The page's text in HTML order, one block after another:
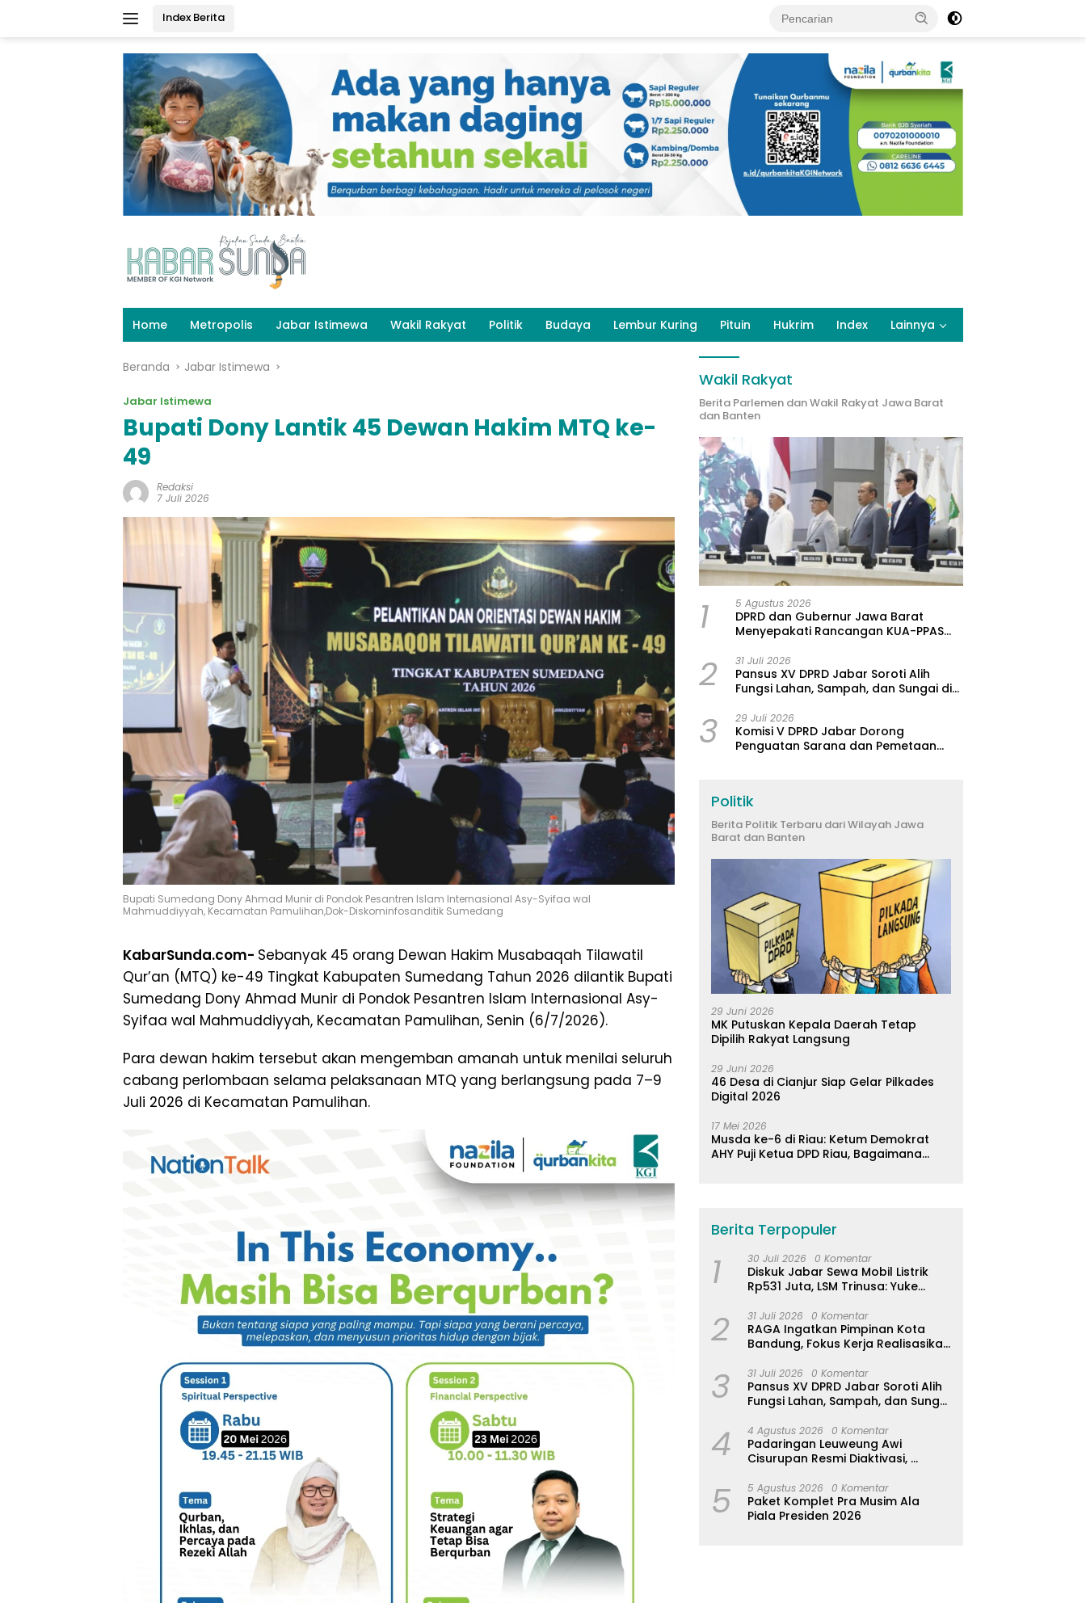
Index Berita
Home Metropolis Jabar Istimewa Wakil Rakyat Politik Budaya Lembur Kuring Pituin Hukrim Index Lainnya
Beranda Jabar Istimewa
Jabar Istimewa
Bupati Dony Lantik 45 Dewan Hakim MTQ ke-
49
Redaksi
7 Juli 2026
Bupati Sumedang Dony Ahmad Munir di Pondok Pesantren Islam Internasional Asy-Syifaa wal
Mahmuddiyyah, Kecamatan Pamulihan,Dok-Diskominfosanditik Sumedang
KabarSunda.com- Sebanyak 45 orang Dewan Hakim Musabaqah Tilawatil
Qur’an (MTQ) ke-49 Tingkat Kabupaten Sumedang Tahun 2026 dilantik Bupati
Sumedang Dony Ahmad Munir di Pondok Pesantren Islam Internasional Asy-
Syifaa wal Mahmuddiyyah, Kecamatan Pamulihan, Senin (6/7/2026).
Para dewan hakim tersebut akan mengemban amanah untuk menilai seluruh
cabang perlombaan selama pelaksanaan MTQ yang berlangsung pada 7–9
Juli 2026 di Kecamatan Pamulihan.
Wakil Rakyat
Berita Parlemen dan Wakil Rakyat Jawa Barat
dan Banten
1 5 Agustus 2026
DPRD dan Gubernur Jawa Barat
Menyepakati Rancangan KUA-PPAS
2 31 Juli 2026
Pansus XV DPRD Jabar Soroti Alih
Fungsi Lahan, Sampah, dan Sungai di
3 29 Juli 2026
Komisi V DPRD Jabar Dorong
Penguatan Sarana dan Pemetaan
Politik
Berita Politik Terbaru dari Wilayah Jawa
Barat dan Banten
29 Juni 2026
MK Putuskan Kepala Daerah Tetap
Dipilih Rakyat Langsung
29 Juni 2026
46 Desa di Cianjur Siap Gelar Pilkades
Digital 2026
17 Mei 2026
Musda ke-6 di Riau: Ketum Demokrat
AHY Puji Ketua DPD Riau, Bagaimana
Berita Terpopuler
1 30 Juli 2026 0 Komentar
Diskuk Jabar Sewa Mobil Listrik
Rp531 Juta, LSM Trinusa: Yuke
2 31 Juli 2026 0 Komentar
RAGA Ingatkan Pimpinan Kota
Bandung, Fokus Kerja Realisasikan
3 31 Juli 2026 0 Komentar
Pansus XV DPRD Jabar Soroti Alih
Fungsi Lahan, Sampah, dan Sungai
4 4 Agustus 2026 0 Komentar
Padaringan Leuweung Awi
Cisurupan Resmi Diaktivasi,
Pemberdayaan Warga
5 5 Agustus 2026 0 Komentar
Paket Komplet Pra Musim Ala
Piala Presiden 2026